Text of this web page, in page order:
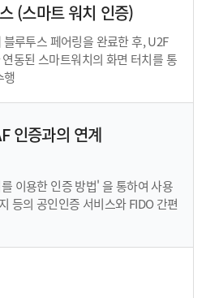
(스마트 워치 인증)
루투스 페어링을 완료한 후,U2F
동된 스마트워치의 화면 터치를 통
행
인증과의 연계
이용한 인증 방법' 을 통하여사용
등의 공인인증 서비스와 FIDO 간편